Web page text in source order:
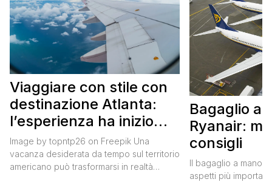
Viaggiare con stile con
destinazione Atlanta:
l’esperienza ha inizio
con un volo Air France
Image by topntp26 on Freepik Una
vacanza desiderata da tempo sul territorio
americano può trasformarsi in realtà
Bagaglio a
Ryanair:
consigli
Il bagaglio a mano
aspetti più